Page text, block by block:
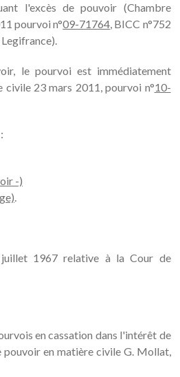
l'excès de pouvoir (Chambre
pourvoi n°09-71764, BICC n°752
le pourvoi est immédiatement
civile 23 mars 2011, pourvoi n°10-
-)
.
1967 relative à la Cour de
en cassation dans l'intérêt de
pouvoir en matière civile G. Mollat,